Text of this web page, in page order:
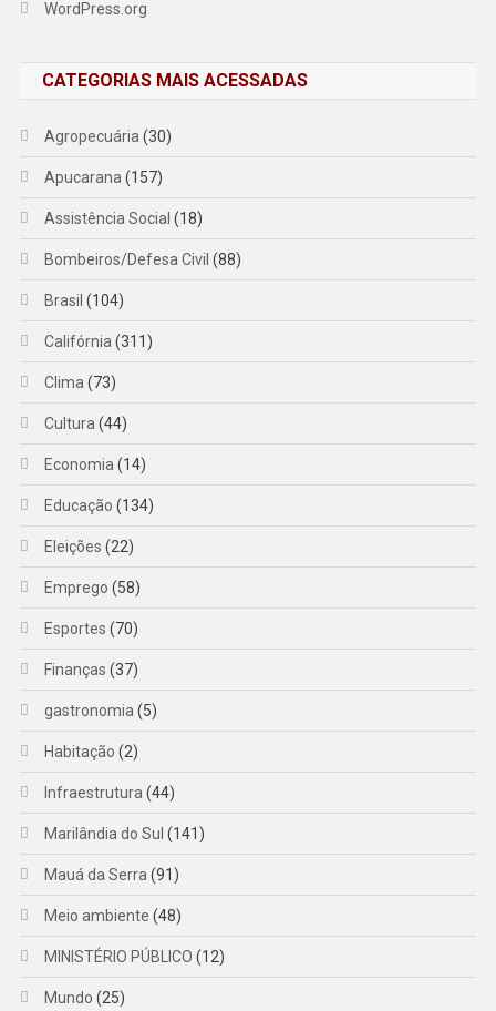
WordPress.org
CATEGORIAS MAIS ACESSADAS
Agropecuária (30)
Apucarana (157)
Assistência Social (18)
Bombeiros/Defesa Civil (88)
Brasil (104)
Califórnia (311)
Clima (73)
Cultura (44)
Economia (14)
Educação (134)
Eleições (22)
Emprego (58)
Esportes (70)
Finanças (37)
gastronomia (5)
Habitação (2)
Infraestrutura (44)
Marilândia do Sul (141)
Mauá da Serra (91)
Meio ambiente (48)
MINISTÉRIO PÚBLICO (12)
Mundo (25)